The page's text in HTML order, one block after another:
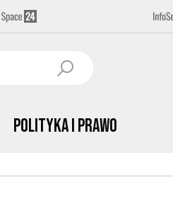
Polityka i prawo